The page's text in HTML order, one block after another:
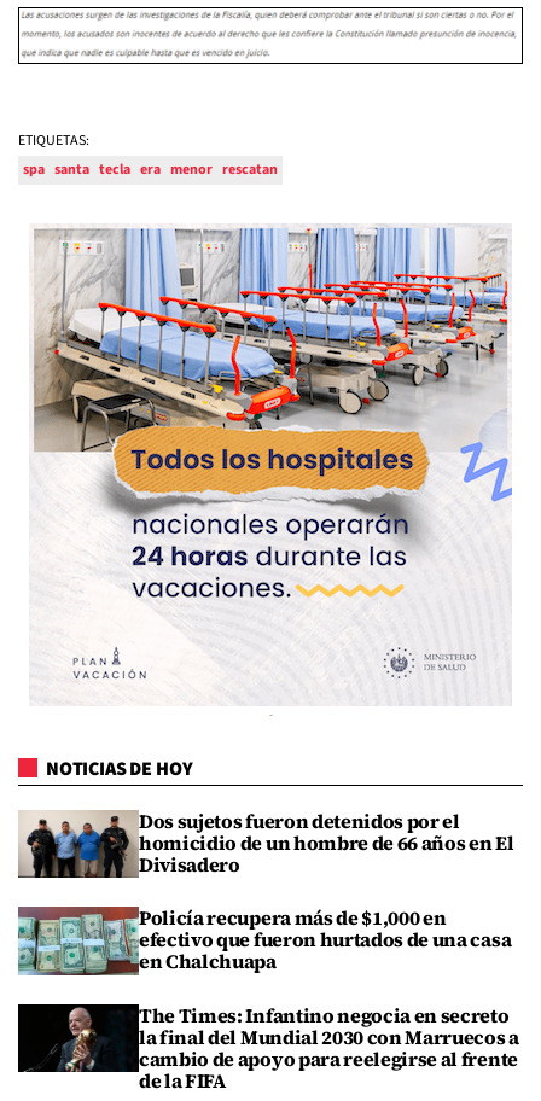
ETIQUETAS:
spa santa tecla era menor rescatan
NOTICIAS DE HOY
Dos sujetos fueron detenidos por el
homicidio de un hombre de 66 años en El
Divisadero
Policía recupera más de $1,000 en
efectivo que fueron hurtados de una casa
en Chalchuapa
The Times: Infantino negocia en secreto
la final del Mundial 2030 con Marruecos a
cambio de apoyo para reelegirse al frente
de la FIFA